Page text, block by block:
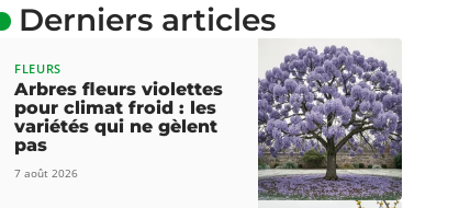
Derniers articles
FLEURS
Arbres fleurs violettes
pour climat froid : les
variétés qui ne gèlent
pas
7 août 2026